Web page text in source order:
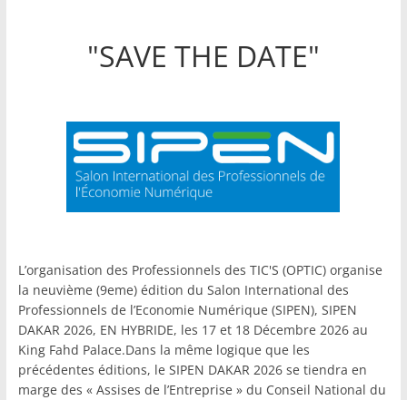
"SAVE THE DATE"
L’organisation des Professionnels des TIC'S (OPTIC) organise
la neuvième (9eme) édition du Salon International des
Professionnels de l’Economie Numérique (SIPEN), SIPEN
DAKAR 2026, EN HYBRIDE, les 17 et 18 Décembre 2026 au
King Fahd Palace.Dans la même logique que les
précédentes éditions, le SIPEN DAKAR 2026 se tiendra en
marge des « Assises de l’Entreprise » du Conseil National du